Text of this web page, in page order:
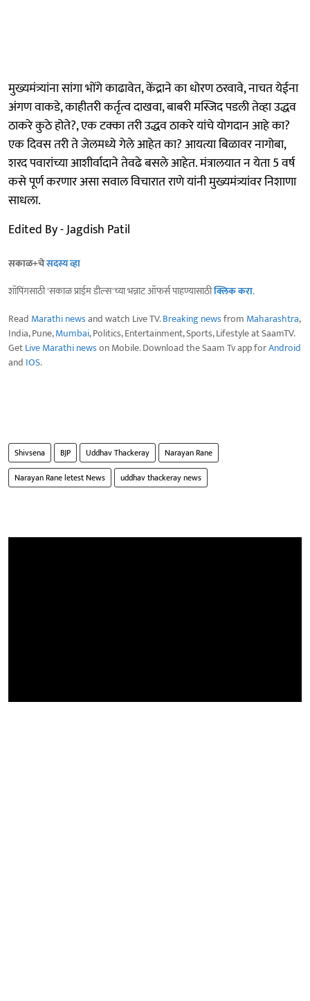
मुख्यमंत्र्यांना सांगा भोंगे काढावेत, केंद्राने का धोरण ठरवावे, नाचत येईना
अंगण वाकडे, काहीतरी कर्तृत्व दाखवा, बाबरी मस्जिद पडली तेव्हा उद्धव
ठाकरे कुठे होते?, एक टक्का तरी उद्धव ठाकरे यांचे योगदान आहे का?
एक दिवस तरी ते जेलमध्ये गेले आहेत का? आयत्या बिळावर नागोबा,
शरद पवारांच्या आशीर्वादाने तेवढे बसले आहेत. मंत्रालयात न येता 5 वर्ष
कसे पूर्ण करणार असा सवाल विचारात राणे यांनी मुख्यमंत्र्यांवर निशाणा
साधला.
Edited By - Jagdish Patil
सकाळ+चेसदस्य व्हा
शॉपिंगसाठी 'सकाळ प्राईम डील्स'च्या भन्नाट ऑफर्स पाहण्यासाठीक्लिक करा.
Read Marathi newsand watch Live TV.Breaking newsfrom Maharashtra,
India, Pune,Mumbai, Politics, Entertainment, Sports, Lifestyle at SaamTV.
GetLive Marathi newson Mobile. Download the Saam Tv app forAndroid
and IOS.
Shivsena BJP Uddhav Thackeray
Narayan Rane
Narayan Rane letest News
uddhav thackeray news